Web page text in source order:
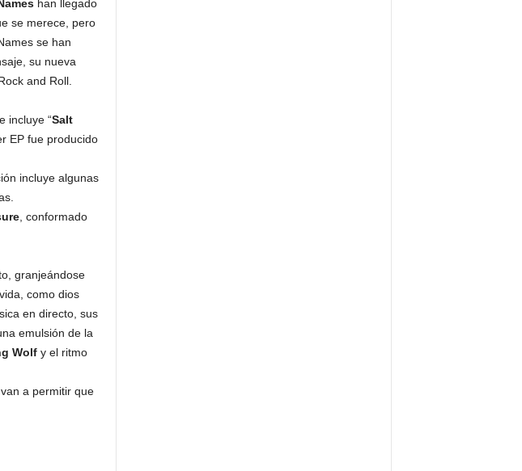
han llegado
se merece, pero
se han
su nueva
and Roll.
incluye “Salt
EP fue producido
incluye algunas
, conformado
granjeándose
como dios
en directo, sus
emulsión de la
Wolfy el ritmo
a permitir que